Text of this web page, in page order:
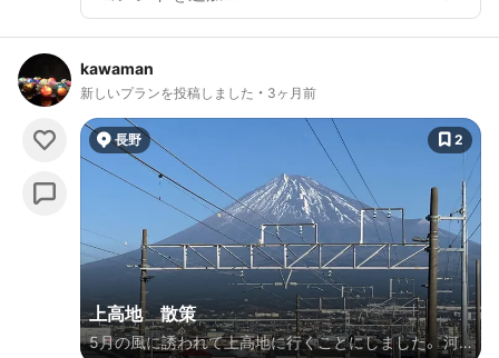
思います。やはり、お肉と海鮮が美味しかったです。そ
していつか、ねぶた祭りとかも見に行ってみたいです。
kawaman
新しいプランを投稿しました 3ヶ月前
長野 2
上高地 散策
5月の風に誘われて上高地に行くことにしました。 河